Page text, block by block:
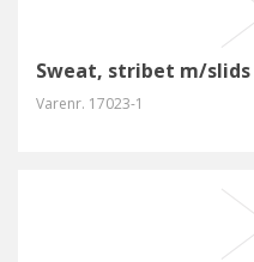
Sweat, stribet m/slids
Varenr. 17023-1